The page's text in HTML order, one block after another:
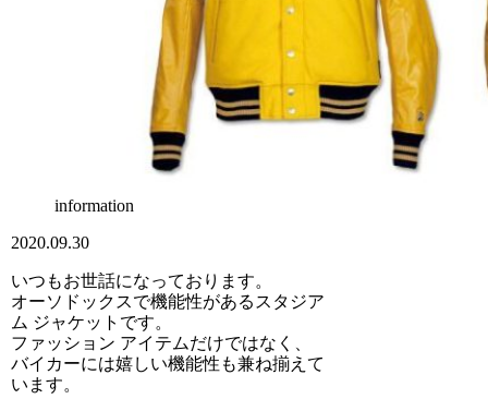
information
2020.09.30
いつもお世話になっております。
オーソドックスで機能性があるスタジア
ム ジャケットです。
ファッション アイテムだけではなく、
バイカーには嬉しい機能性も兼ね揃えて
います。